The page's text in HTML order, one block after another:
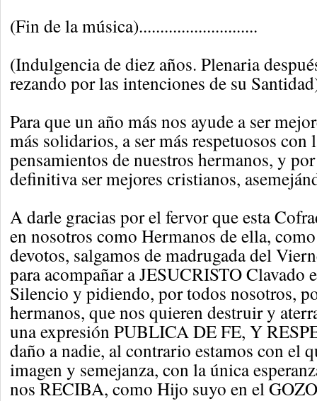
(Fin de la música)............................
(Indulgencia de diez años. Plenaria
rezando por las intenciones de su
Para que un año más nos ayude a ser
más solidarios, a ser más respetuosos con
pensamientos de nuestros hermanos, y
definitiva ser mejores cristianos,
A darle gracias por el fervor que esta
en nosotros como Hermanos de ella,
devotos, salgamos de madrugada del
para acompañar a JESUCRISTO Clavado
Silencio y pidiendo, por todos nosotros,
hermanos, que nos quieren destruir y
una expresión PUBLICA DE FE, Y
daño a nadie, al contrario estamos con el
imagen y semejanza, con la única
nos RECIBA, como Hijo suyo en el